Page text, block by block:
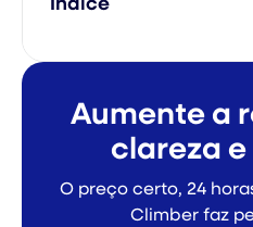
Aumente a
clareza
O preço certo, 24
Climber faz